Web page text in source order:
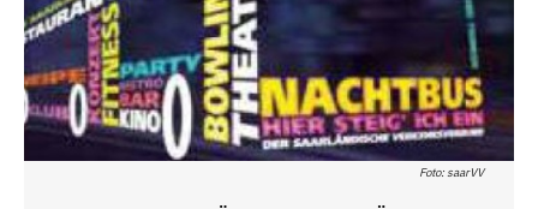
Foto: saarVV